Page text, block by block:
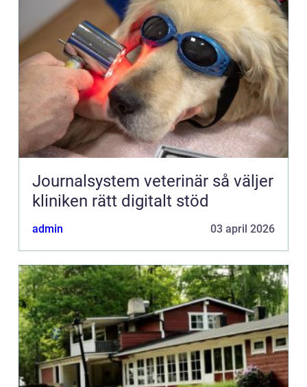
Journalsystem veterinär så väljer
kliniken rätt digitalt stöd
admin 03 april 2026